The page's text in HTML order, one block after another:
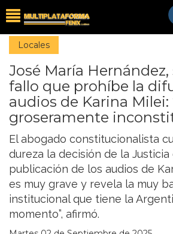
Locales
José María Hernández,
fallo que prohíbe la
audios de Karina Milei:
groseramente
El abogado constitucionalista
dureza la decisión de la
publicación de los audios de
es muy grave y revela la muy
institucional que tiene la
momento”, afirmó.